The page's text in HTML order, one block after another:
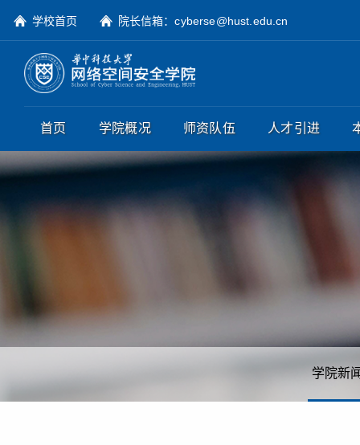
学校首页 院长信箱：cyberse@hust.edu.cn
首页 学院概况 师资队伍 人才引进
学院新